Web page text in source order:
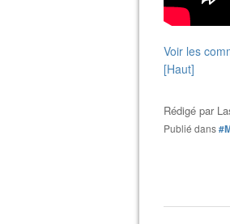
Voir les
[Haut]
Rédigé par
Publié dans